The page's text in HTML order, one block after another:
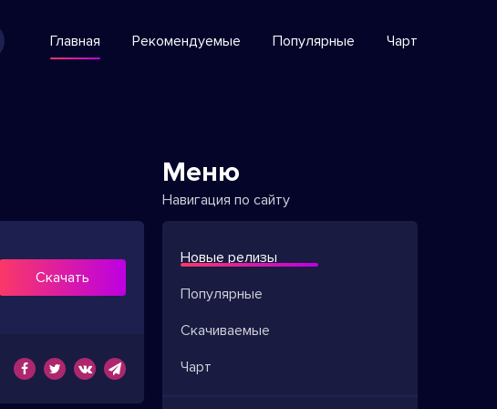
Главная Рекомендуемые Популярные Чарт
Скачать
Меню
Навигация по сайту
Новые релизы
Популярные
Скачиваемые
Чарт